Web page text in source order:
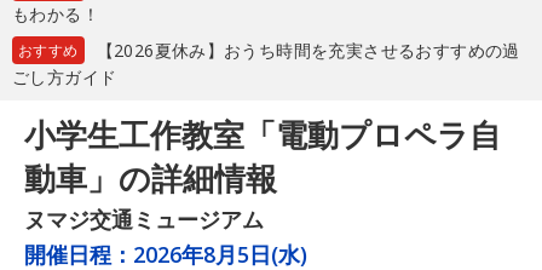
もわかる！
おすすめ
【2026夏休み】おうち時間を充実させるおすすめの過
ごし方ガイド
小学生工作教室「電動プロペラ自
動車」の詳細情報
ヌマジ交通ミュージアム
開催日程： 2026年8月5日(水)